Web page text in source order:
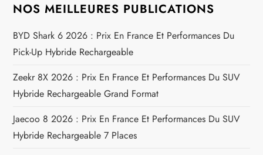
t
i
o
n
d
NOS MEILLEURES PUBLICATIONS
BYD Shark 6 2026 : Prix En France Et Performances Du
Pick-Up Hybride Rechargeable
Zeekr 8X 2026 : Prix En France Et Performances Du SUV
Hybride Rechargeable Grand Format
Jaecoo 8 2026 : Prix En France Et Performances Du SUV
Hybride Rechargeable 7 Places